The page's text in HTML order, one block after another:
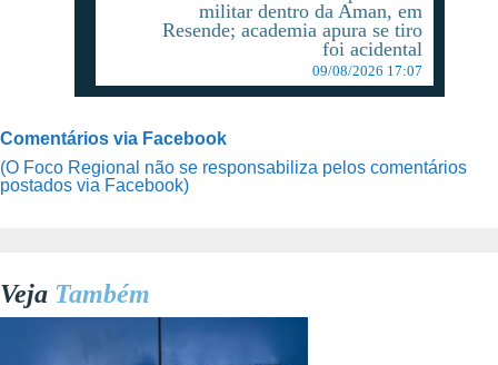
militar dentro da Aman, em
Resende; academia apura se tiro
foi acidental
09/08/2026 17:07
Comentários via Facebook
(O Foco Regional não se responsabiliza pelos comentários
postados via Facebook)
Veja Também